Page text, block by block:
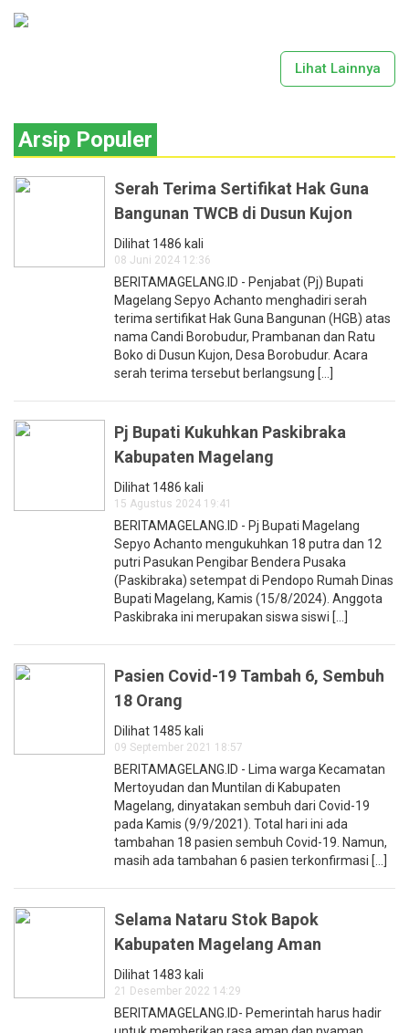
Lihat Lainnya
Arsip Populer
Serah Terima Sertifikat Hak Guna
Bangunan TWCB di Dusun Kujon
Dilihat 1486 kali
08 Juni 2024 12:36
BERITAMAGELANG.ID - Penjabat (Pj) Bupati
Magelang Sepyo Achanto menghadiri serah
terima sertifikat Hak Guna Bangunan (HGB) atas
nama Candi Borobudur, Prambanan dan Ratu
Boko di Dusun Kujon, Desa Borobudur. Acara
serah terima tersebut berlangsung [...]
Pj Bupati Kukuhkan Paskibraka
Kabupaten Magelang
Dilihat 1486 kali
15 Agustus 2024 19:41
BERITAMAGELANG.ID - Pj Bupati Magelang
Sepyo Achanto mengukuhkan 18 putra dan 12
putri Pasukan Pengibar Bendera Pusaka
(Paskibraka) setempat di Pendopo Rumah Dinas
Bupati Magelang, Kamis (15/8/2024). Anggota
Paskibraka ini merupakan siswa siswi [...]
Pasien Covid-19 Tambah 6, Sembuh
18 Orang
Dilihat 1485 kali
09 September 2021 18:57
BERITAMAGELANG.ID - Lima warga Kecamatan
Mertoyudan dan Muntilan di Kabupaten
Magelang, dinyatakan sembuh dari Covid-19
pada Kamis (9/9/2021). Total hari ini ada
tambahan 18 pasien sembuh Covid-19. Namun,
masih ada tambahan 6 pasien terkonfirmasi [...]
Selama Nataru Stok Bapok
Kabupaten Magelang Aman
Dilihat 1483 kali
21 Desember 2022 14:29
BERITAMAGELANG.ID- Pemerintah harus hadir